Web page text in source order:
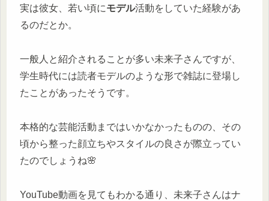
実は彼女、若い頃にモデル活動をしていた経験があ
るのだとか。
一般人と紹介されることが多い未来子さんですが、
学生時代には読者モデルのような形で雑誌に登場し
たことがあったそうです。
本格的な芸能活動まではいかなかったものの、その
頃から整った顔立ちやスタイルの良さが際立ってい
たのでしょうね🌸
YouTube動画を見てもわかる通り、未来子さんはナ